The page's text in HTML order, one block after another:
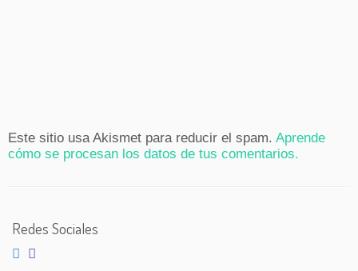
Este sitio usa Akismet para reducir el spam. Aprende
cómo se procesan los datos de tus comentarios.
Redes Sociales